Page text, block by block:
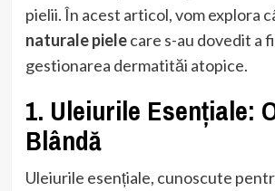
pielii. În acest articol, vom explora
naturale pielecare s-au dovedit a
gestionarea dermatităi atopice.
1. Uleiurile Esențiale:
Blândă
Uleiurile esențiale, cunoscute